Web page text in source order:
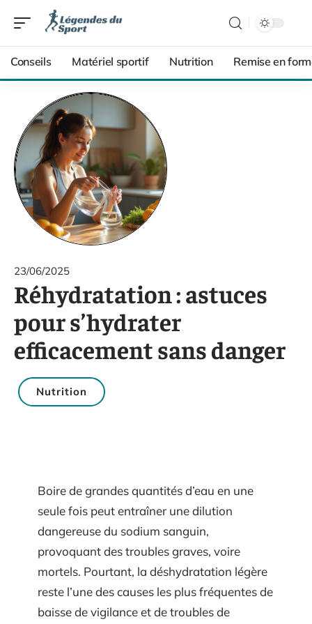
Conseils Matériel sportif Nutrition Remise en
23/06/2025
Réhydratation : astuces
pour s’hydrater
efficacement sans danger
Nutrition
Boire de grandes quantités d’eau en une
seule fois peut entraîner une dilution
dangereuse du sodium sanguin,
provoquant des troubles graves, voire
mortels. Pourtant, la déshydratation légère
reste l’une des causes les plus fréquentes de
baisse de vigilance et de troubles de